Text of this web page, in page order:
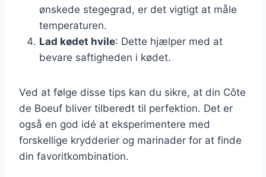
ønskede stegegrad, er det vigtigt at måle
temperaturen.
Lad kødet hvile: Dette hjælper med at
bevare saftigheden i kødet.
Ved at følge disse tips kan du sikre, at din Côte
de Boeuf bliver tilberedt til perfektion. Det er
også en god idé at eksperimentere med
forskellige krydderier og marinader for at finde
din favoritkombination.